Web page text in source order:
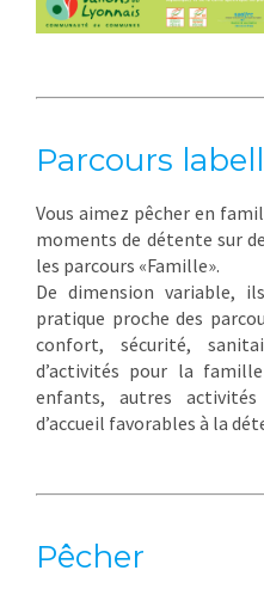
Parcours
Vous aimez pêcher en
moments de détente sur
les parcours «Famille».
De dimension variable,
pratique proche des
confort, sécurité,
d’activités pour la
enfants, autres
d’accueil favorables à la
Pêcher